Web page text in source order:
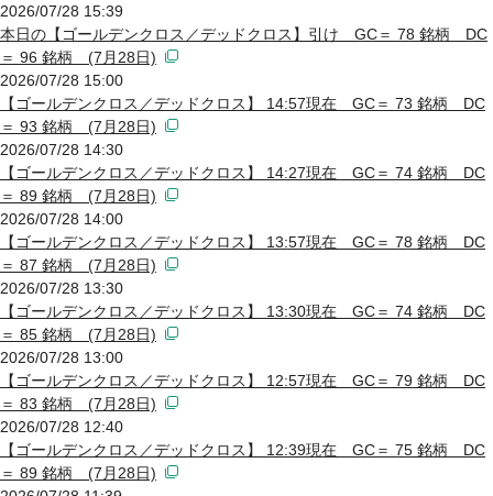
2026/07/28 15:39
本日の【ゴールデンクロス／デッドクロス】引け GC＝ 78 銘柄 DC
＝ 96 銘柄 (7月28日)
2026/07/28 15:00
【ゴールデンクロス／デッドクロス】 14:57現在 GC＝ 73 銘柄 DC
＝ 93 銘柄 (7月28日)
2026/07/28 14:30
【ゴールデンクロス／デッドクロス】 14:27現在 GC＝ 74 銘柄 DC
＝ 89 銘柄 (7月28日)
2026/07/28 14:00
【ゴールデンクロス／デッドクロス】 13:57現在 GC＝ 78 銘柄 DC
＝ 87 銘柄 (7月28日)
2026/07/28 13:30
【ゴールデンクロス／デッドクロス】 13:30現在 GC＝ 74 銘柄 DC
＝ 85 銘柄 (7月28日)
2026/07/28 13:00
【ゴールデンクロス／デッドクロス】 12:57現在 GC＝ 79 銘柄 DC
＝ 83 銘柄 (7月28日)
2026/07/28 12:40
【ゴールデンクロス／デッドクロス】 12:39現在 GC＝ 75 銘柄 DC
＝ 89 銘柄 (7月28日)